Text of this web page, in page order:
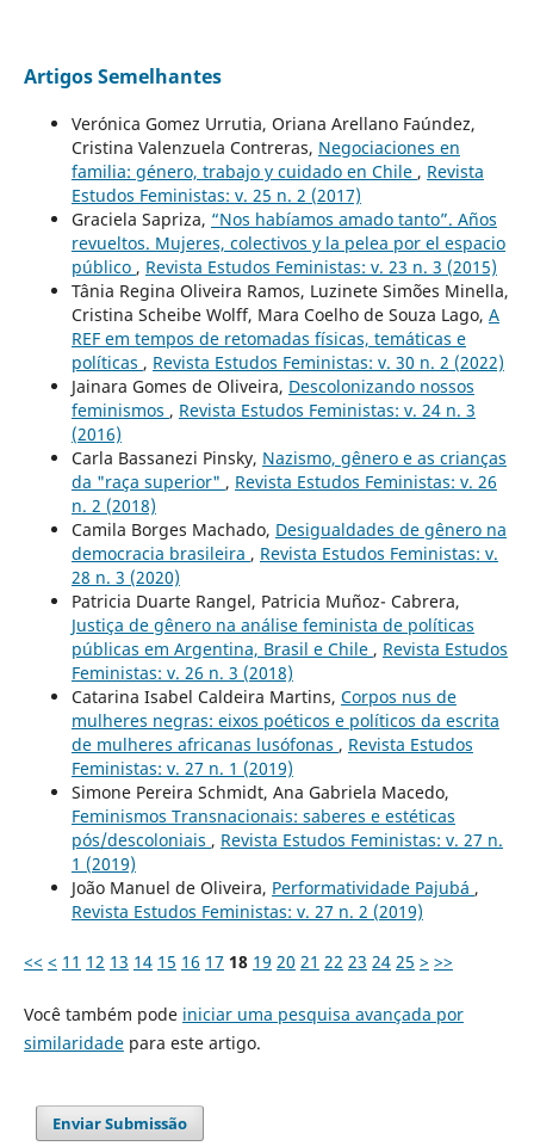
Artigos Semelhantes
Verónica Gomez Urrutia, Oriana Arellano Faúndez,
Cristina Valenzuela Contreras, Negociaciones en
familia: género, trabajo y cuidado en Chile , Revista
Estudos Feministas: v. 25 n. 2 (2017)
Graciela Sapriza, “Nos habíamos amado tanto”. Años
revueltos. Mujeres, colectivos y la pelea por el espacio
público , Revista Estudos Feministas: v. 23 n. 3 (2015)
Tânia Regina Oliveira Ramos, Luzinete Simões Minella,
Cristina Scheibe Wolff, Mara Coelho de Souza Lago, A
REF em tempos de retomadas físicas, temáticas e
políticas , Revista Estudos Feministas: v. 30 n. 2 (2022)
Jainara Gomes de Oliveira, Descolonizando nossos
feminismos , Revista Estudos Feministas: v. 24 n. 3
(2016)
Carla Bassanezi Pinsky, Nazismo, gênero e as crianças
da "raça superior" , Revista Estudos Feministas: v. 26
n. 2 (2018)
Camila Borges Machado, Desigualdades de gênero na
democracia brasileira , Revista Estudos Feministas: v.
28 n. 3 (2020)
Patricia Duarte Rangel, Patricia Muñoz- Cabrera,
Justiça de gênero na análise feminista de políticas
públicas em Argentina, Brasil e Chile , Revista Estudos
Feministas: v. 26 n. 3 (2018)
Catarina Isabel Caldeira Martins, Corpos nus de
mulheres negras: eixos poéticos e políticos da escrita
de mulheres africanas lusófonas , Revista Estudos
Feministas: v. 27 n. 1 (2019)
Simone Pereira Schmidt, Ana Gabriela Macedo,
Feminismos Transnacionais: saberes e estéticas
pós/descoloniais , Revista Estudos Feministas: v. 27 n.
1 (2019)
João Manuel de Oliveira, Performatividade Pajubá ,
Revista Estudos Feministas: v. 27 n. 2 (2019)
<< < 11 12 13 14 15 16 17 18 19 20 21 22 23 24 25 > >>
Você também pode iniciar uma pesquisa avançada por
similaridadepara este artigo.
Enviar Submissão